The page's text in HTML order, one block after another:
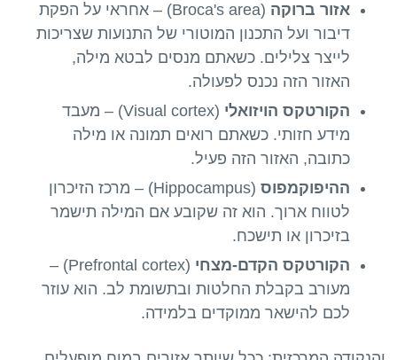
אזור ברוקה
(Broca's area) – אחראי על הפקת
דיבור ועל התכנון המוטורי של התנועות שצריכות
לייצר צלילים. כשאתם מנסים לבטא מילה,
האזור הזה נכנס לפעולה.
הקורטקס הויזואלי
(Visual cortex) – מעבד
מידע חזותי. כשאתם רואים תמונה או מילה
כתובה, האזור הזה פעיל.
ההיפוקמפוס
(Hippocampus) – מרכז הזיכרון
לטווח ארוך. הוא זה שקובע אם המילה תישמר
בזיכרון או תישכח.
הקורטקס הקדם-מצחי
(Prefrontal cortex) –
מעורב בקבלת החלטות ובתשומת לב. הוא עוזר
לכם להישאר ממוקדים בלמידה.